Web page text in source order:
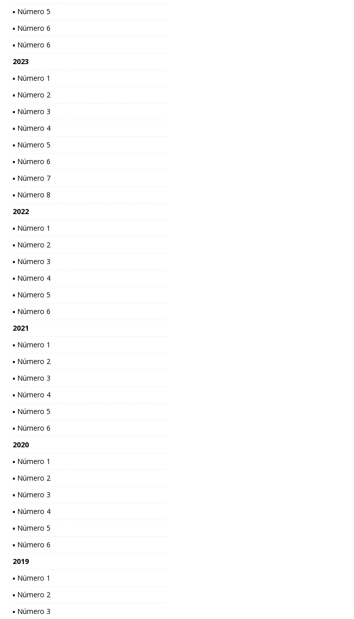
▪ Número 5
▪ Número 6
▪ Número 6
2023
▪ Número 1
▪ Número 2
▪ Número 3
▪ Número 4
▪ Número 5
▪ Número 6
▪ Número 7
▪ Número 8
2022
▪ Número 1
▪ Número 2
▪ Número 3
▪ Número 4
▪ Número 5
▪ Número 6
2021
▪ Número 1
▪ Número 2
▪ Número 3
▪ Número 4
▪ Número 5
▪ Número 6
2020
▪ Número 1
▪ Número 2
▪ Número 3
▪ Número 4
▪ Número 5
▪ Número 6
2019
▪ Número 1
▪ Número 2
▪ Número 3